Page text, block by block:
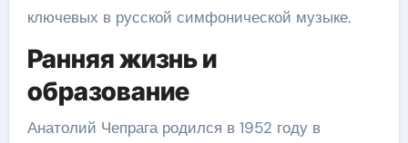
ключевых в русской симфонической музыке.
Ранняя жизнь и
образование
Анатолий Чепрага родился в 1952 году в